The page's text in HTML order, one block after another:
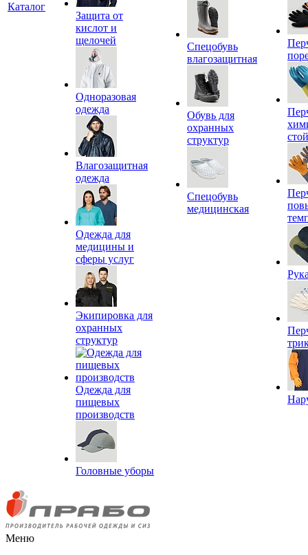
Каталог
Защита от
кислот и
щелочей
Одноразовая
одежда
Влагозащитная
одежда
Одежда для
медицины и
сферы услуг
Экипировка для
охранных
структур
Одежда для
пищевых
производств
Головные уборы
Спецобувь
влагозащитная
Обувь для
охранных
структур
Спецобувь
медицинская
Меню